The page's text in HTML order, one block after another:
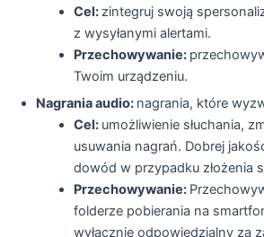
Cel:zintegruj swoją
z wysyłanymi alertami.
Przechowywanie:
Twoim urządzeniu.
Nagrania audio: nagrania, które
Cel: umożliwienie słuchania,
usuwania nagrań. Dobrej
dowód w przypadku złożenia
Przechowywanie:
folderze pobierania na
wyłącznie odpowiedzialny za